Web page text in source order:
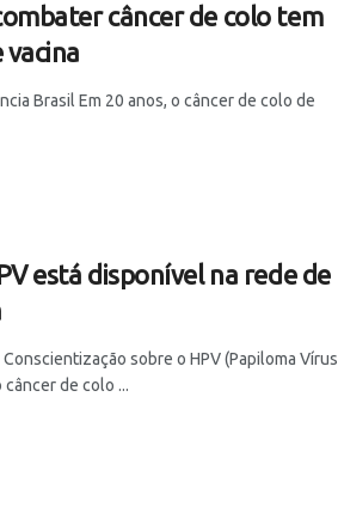
câncer de colo tem
Brasil Em 20 anos, o câncer de colo de
está disponível na rede de
sobre o HPV (Papiloma Vírus
câncer de colo ...